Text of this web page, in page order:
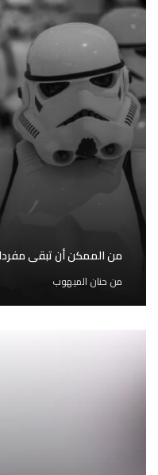
من الممكن أن تبقى
من حنان الميهوب